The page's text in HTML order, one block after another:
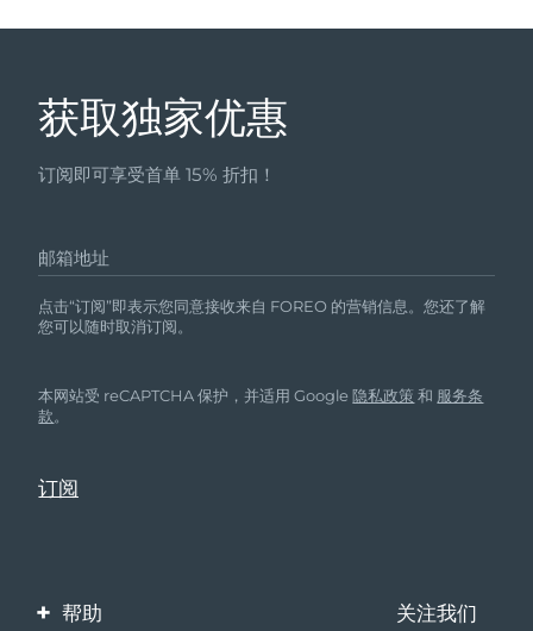
获取独家优惠
订阅即可享受首单 15% 折扣！
邮箱地址
点击“订阅”即表示您同意接收来自 FOREO 的营销信息。您还了解
您可以随时取消订阅。
本网站受 reCAPTCHA 保护，并适用 Google隐私政策 和 服务条
款。
帮助 关注我们